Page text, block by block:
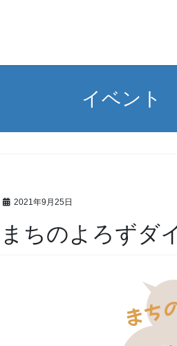
イベント
2021年9月25日
まちのよろずダ